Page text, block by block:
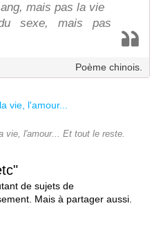
mais pas la vie
sexe, mais pas
Poème chinois.
vie, l'amour... Et tout le reste.
de sujets de
Mais à partager aussi.